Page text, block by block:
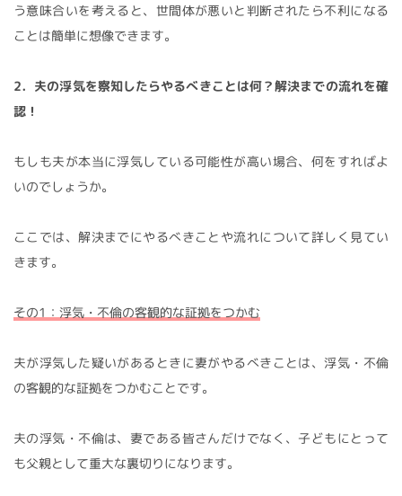
う意味合いを考えると、世間体が悪いと判断されたら不利になる
ことは簡単に想像できます。
2．夫の浮気を察知したらやるべきことは何？解決までの流れを確
認！
もしも夫が本当に浮気している可能性が高い場合、何をすればよ
いのでしょうか。
ここでは、解決までにやるべきことや流れについて詳しく見てい
きます。
その1：浮気・不倫の客観的な証拠をつかむ
夫が浮気した疑いがあるときに妻がやるべきことは、浮気・不倫
の客観的な証拠をつかむことです。
夫の浮気・不倫は、妻である皆さんだけでなく、子どもにとって
も父親として重大な裏切りになります。